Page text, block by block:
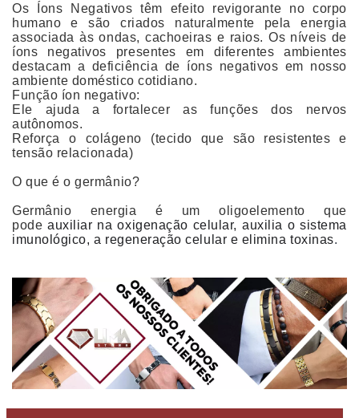
Os Íons Negativos têm efeito revigorante no corpo
humano e são criados naturalmente pela energia
associada às ondas, cachoeiras e raios. Os níveis de
íons negativos presentes em diferentes ambientes
destacam a deficiência de íons negativos em nosso
ambiente doméstico cotidiano.
Função íon negativo:
Ele ajuda a fortalecer as funções dos nervos
autônomos.
Reforça o colágeno (tecido que são resistentes e
tensão relacionada)
O que é o germânio?
Germânio energia é um oligoelemento que
podeauxiliar na oxigenação celular, auxilia o sistema
imunológico, a regeneração celular e elimina toxinas.